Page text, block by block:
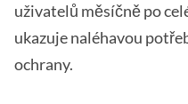
uživatelů měsíčně po
ukazuje naléhavou
ochrany.